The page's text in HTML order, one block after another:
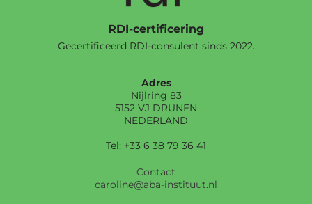
RDI-certificering
Gecertificeerd RDI-consulent sinds 2022.
Adres
Nijlring 83
5152 VJ DRUNEN
NEDERLAND
Tel: +33 6 38 79 36 41
Contact
caroline@aba-instituut.nl